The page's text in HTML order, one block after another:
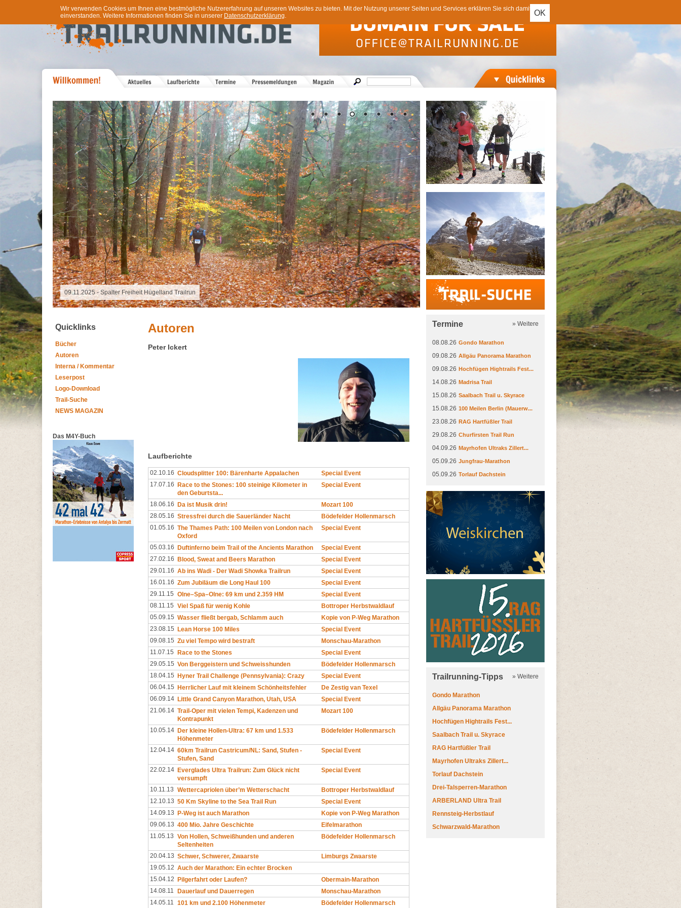
OK
Wir verwenden Cookies um Ihnen eine bestmögliche Nutzererfahrung auf unseren Websites zu bieten. Mit der Nutzung unserer Seiten und Services erklären Sie sich damit
einverstanden. Weitere Informationen finden Sie in unserer Datenschutzerklärung.
16.10.2025 - Grand Raid Reunion
Trail-Suche
Quicklinks
Bücher
Autoren
Interna / Kommentar
Leserpost
Logo-Download
Trail-Suche
NEWS MAGAZIN
Das M4Y-Buch
Autoren
Peter Ickert
Laufberichte
02.10.16 Cloudsplitter 100: Bärenharte Appalachen
Special Event
17.07.16
Race to the Stones: 100 steinige Kilometer in
den Geburtsta...
Special Event
18.06.16 Da ist Musik drin!
Mozart 100
28.05.16 Stressfrei durch die Sauerländer Nacht
Bödefelder Hollenmarsch
01.05.16 The Thames Path: 100 Meilen von London nach
Oxford
Special Event
05.03.16 Duftinferno beim Trail of the Ancients Marathon
Special Event
27.02.16
Blood, Sweat and Beers Marathon
Special Event
29.01.16 Ab ins Wadi - Der Wadi Showka Trailrun
Special Event
16.01.16 Zum Jubiläum die Long Haul 100
Special Event
29.11.15 Olne–Spa–Olne: 69 km und 2.359 HM
Special Event
08.11.15 Viel Spaß für wenig Kohle
Bottroper Herbstwaldlauf
05.09.15 Wasser fließt bergab, Schlamm auch
Kopie von P-Weg Marathon
23.08.15
Lean Horse 100 Miles
Special Event
09.08.15 Zu viel Tempo wird bestraft
Monschau-Marathon
11.07.15
Race to the Stones
Special Event
29.05.15 Von Berggeistern und Schweisshunden
Bödefelder Hollenmarsch
18.04.15
Hyner Trail Challenge (Pennsylvania): Crazy
Special Event
06.04.15
Herrlicher Lauf mit kleinem Schönheitsfehler
De Zestig van Texel
06.09.14 Little Grand Canyon Marathon, Utah, USA
Special Event
21.06.14 Trail-Oper mit vielen Tempi, Kadenzen und
Kontrapunkt
Mozart 100
10.05.14 Der kleine Hollen-Ultra: 67 km und 1.533
Höhenmeter
Bödefelder Hollenmarsch
12.04.14 60km Trailrun Castricum/NL: Sand, Stufen -
Stufen, Sand
Special Event
22.02.14 Everglades Ultra Trailrun: Zum Glück nicht
versumpft
Special Event
10.11.13 Wettercapriolen über’m Wetterschacht
Bottroper Herbstwaldlauf
12.10.13 50 Km Skyline to the Sea Trail Run
Special Event
14.09.13
P-Weg ist auch Marathon
Kopie von P-Weg Marathon
09.06.13 400 Mio. Jahre Geschichte
Eifelmarathon
11.05.13 Von Hollen, Schweißhunden und anderen
Seltenheiten
Bödefelder Hollenmarsch
20.04.13 Schwer, Schwerer, Zwaarste
Limburgs Zwaarste
19.05.12 Auch der Marathon: Ein echter Brocken
15.04.12
Pilgerfahrt oder Laufen?
Obermain-Marathon
14.08.11
Dauerlauf und Dauerregen
Monschau-Marathon
14.05.11 101 km und 2.100 Höhenmeter Bödefelder Hollenmarsch
Termine » Weitere
08.08.26 Gondo Marathon
09.08.26 Allgäu Panorama Marathon
09.08.26 Hochfügen Hightrails Fest...
14.08.26 Madrisa Trail
15.08.26 Saalbach Trail u. Skyrace
15.08.26 100 Meilen Berlin (Mauerw...
23.08.26 RAG Hartfüßler Trail
29.08.26 Churfirsten Trail Run
04.09.26 Mayrhofen Ultraks Zillert...
05.09.26 Jungfrau-Marathon
05.09.26 Torlauf Dachstein
Trailrunning-Tipps » Weitere
Gondo Marathon
Allgäu Panorama Marathon
Hochfügen Hightrails Fest...
Saalbach Trail u. Skyrace
RAG Hartfüßler Trail
Mayrhofen Ultraks Zillert...
Torlauf Dachstein
Drei-Talsperren-Marathon
ARBERLAND Ultra Trail
Rennsteig-Herbstlauf
Schwarzwald-Marathon